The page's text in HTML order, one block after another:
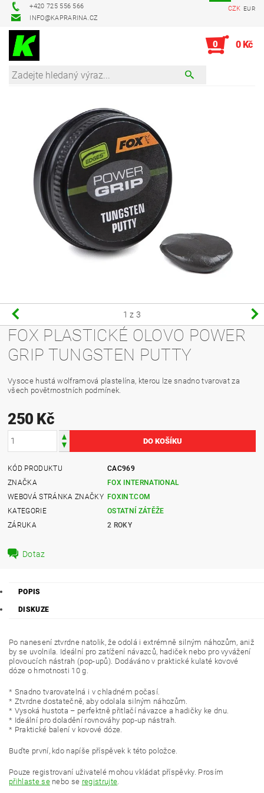
+420 725 556 566
INFO@KAPRARINA.CZ
CZK EUR
0 0 Kč
1 z 3
FOX PLASTICKÉ OLOVO POWER
GRIP TUNGSTEN PUTTY
Vysoce hustá wolframová plastelína, kterou lze snadno tvarovat za
všech povětrnostních podmínek.
250 Kč
KÓD PRODUKTU
CAC969
ZNAČKA
FOX INTERNATIONAL
WEBOVÁ STRÁNKA ZNAČKY FOXINT.COM
KATEGORIE
OSTATNÍ ZÁTĚŽE
ZÁRUKA
2 ROKY
Dotaz
POPIS
DISKUZE
Po nanesení ztvrdne natolik, že odolá i extrémně silným náhozům, aniž
by se uvolnila. Ideální pro zatížení návazců, hadiček nebo pro vyvážení
plovoucích nástrah (pop-upů). Dodáváno v praktické kulaté kovové
dóze o hmotnosti 10 g.
* Snadno tvarovatelná i v chladném počasí.
* Ztvrdne dostatečně, aby odolala silným náhozům.
* Vysoká hustota – perfektně přitlačí návazce a hadičky ke dnu.
* Ideální pro doladění rovnováhy pop-up nástrah.
* Praktické balení v kovové dóze.
Buďte první, kdo napíše příspěvek k této položce.
Pouze registrovaní uživatelé mohou vkládat příspěvky. Prosím
přihlaste senebo se registrujte.